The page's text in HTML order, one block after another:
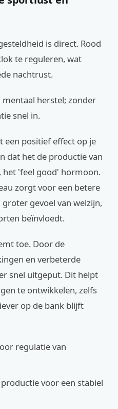
is direct. Rood
te reguleren, wat
nachtrust.
mentaal herstel; zonder
snel in.
een positief effect op je
dat het de productie van
het 'feel good' hormoon.
zorgt voor een betere
gevoel van welzijn,
beïnvloedt.
toe. Door de
en verbeterde
snel uitgeput. Dit helpt
te ontwikkelen, zelfs
op de bank blijft
regulatie van
voor een stabiel